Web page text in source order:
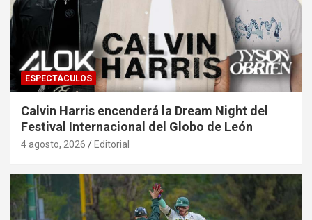
ESPECTÁCULOS
Calvin Harris encenderá la Dream Night del
Festival Internacional del Globo de León
4 agosto, 2026 Editorial